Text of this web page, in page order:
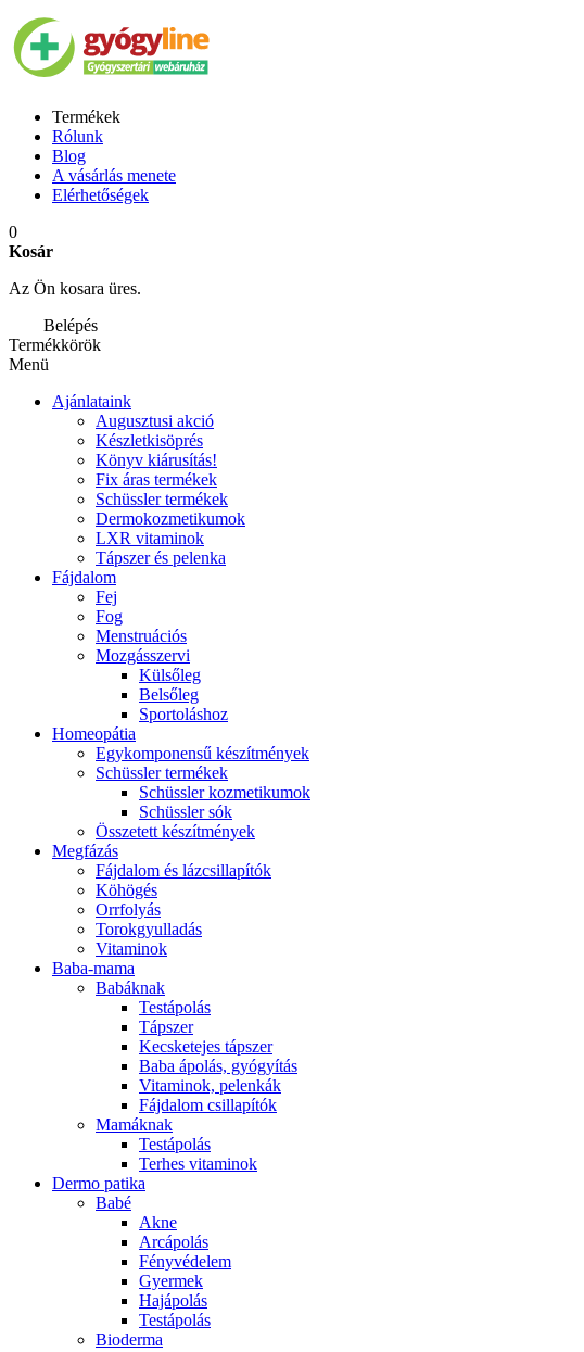
Termékek
Rólunk
Blog
A vásárlás menete
Elérhetőségek
0
Kosár
Az Ön kosara üres.
Belépés
Termékkörök
Menü
Ajánlataink
Augusztusi akció
Készletkisöprés
Könyv kiárusítás!
Fix áras termékek
Schüssler termékek
Dermokozmetikumok
LXR vitaminok
Tápszer és pelenka
Fájdalom
Fej
Fog
Menstruációs
Mozgásszervi
Külsőleg
Belsőleg
Sportoláshoz
Homeopátia
Egykomponensű készítmények
Schüssler termékek
Schüssler kozmetikumok
Schüssler sók
Összetett készítmények
Megfázás
Fájdalom és lázcsillapítók
Köhögés
Orrfolyás
Torokgyulladás
Vitaminok
Baba-mama
Babáknak
Testápolás
Tápszer
Kecsketejes tápszer
Baba ápolás, gyógyítás
Vitaminok, pelenkák
Fájdalom csillapítók
Mamáknak
Testápolás
Terhes vitaminok
Dermo patika
Babé
Akne
Arcápolás
Fényvédelem
Gyermek
Hajápolás
Testápolás
Bioderma